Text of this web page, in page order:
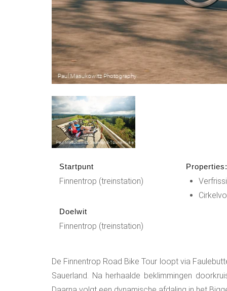
Startpunt
Finnentrop (treinstation)
Doelwit
Finnentrop (treinstation)
Properties:
De Finnentrop Road Bike Tour loopt via
Sauerland. Na herhaalde beklimmingen